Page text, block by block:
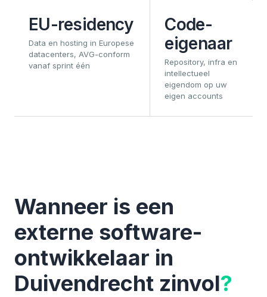
EU-residency
Data en hosting in Europese
datacenters, AVG-conform
vanaf sprint één
Code-
eigenaar
Repository, infra en
intellectueel
eigendom op uw
eigen accounts
Wanneer is een
externe software-
ontwikkelaar in
Duivendrecht zinvol?